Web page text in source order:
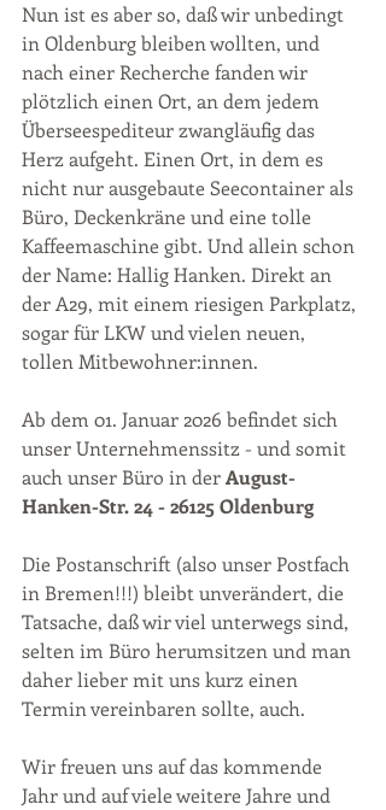
Nun ist es aber so, daß wir unbedingt
in Oldenburg bleiben wollten, und
nach einer Recherche fanden wir
plötzlich einen Ort, an dem jedem
Überseespediteur zwangläufig das
Herz aufgeht. Einen Ort, in dem es
nicht nur ausgebaute Seecontainer als
Büro, Deckenkräne und eine tolle
Kaffeemaschine gibt. Und allein schon
der Name: Hallig Hanken. Direkt an
der A29, mit einem riesigen Parkplatz,
sogar für LKW und vielen neuen,
tollen Mitbewohner:innen.
Ab dem 01. Januar 2026 befindet sich
unser Unternehmenssitz - und somit
auch unser Büro in der August-
Hanken-Str. 24 - 26125 Oldenburg
Die Postanschrift (also unser Postfach
in Bremen!!!) bleibt unverändert, die
Tatsache, daß wir viel unterwegs sind,
selten im Büro herumsitzen und man
daher lieber mit uns kurz einen
Termin vereinbaren sollte, auch.
Wir freuen uns auf das kommende
Jahr und auf viele weitere Jahre und